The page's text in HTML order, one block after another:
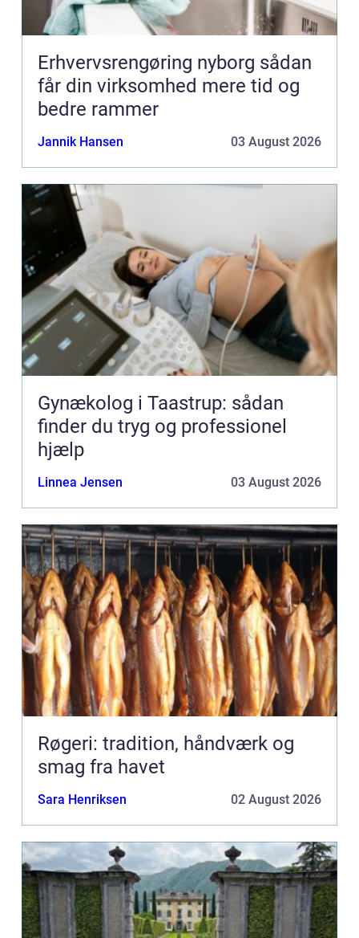
Erhvervsrengøring nyborg sådan
får din virksomhed mere tid og
bedre rammer
Jannik Hansen 03 August 2026
Gynækolog i Taastrup: sådan
finder du tryg og professionel
hjælp
Linnea Jensen 03 August 2026
Røgeri: tradition, håndværk og
smag fra havet
Sara Henriksen 02 August 2026